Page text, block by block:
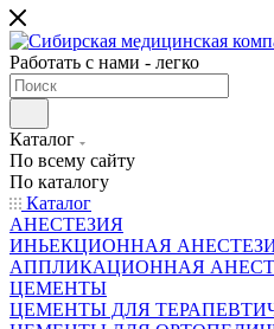
Работать с нами - легко
Каталог
По всему сайту
По каталогу
Каталог
АНЕСТЕЗИЯ
ИНЬЕКЦИОННАЯ
АППЛИКАЦИОННАЯ
ЦЕМЕНТЫ
ЦЕМЕНТЫ ДЛЯ